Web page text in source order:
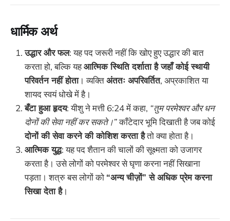
धार्मिक अर्थ
उद्धार और फल: यह पद जरूरी नहीं कि खोए हुए उद्धार की बात
करता हो, बल्कि यहआत्मिक स्थिति दर्शाता है जहाँ कोई स्थायी
परिवर्तन नहीं होता। व्यक्तिअंततः अपरिवर्तित, अप्रकाशित या
शायद स्वयं धोखे में है।
बँटा हुआ हृदय: यीशु ने मत्ती 6:24 में कहा, “तुम परमेश्वर और धन
दोनों की सेवा नहीं कर सकते।”काँटेदार भूमि दिखाती है जब कोई
दोनों की सेवा करने की कोशिश करता हैतो क्या होता है।
आत्मिक युद्ध: यह पद शैतान की चालों की सूक्ष्मता को उजागर
करता है। उसे लोगों को परमेश्वर से घृणा करना नहीं सिखाना
पड़ता। शत्रु बस लोगों को “अन्य चीज़ों” से अधिक प्रेम करना
सिखा देता है।